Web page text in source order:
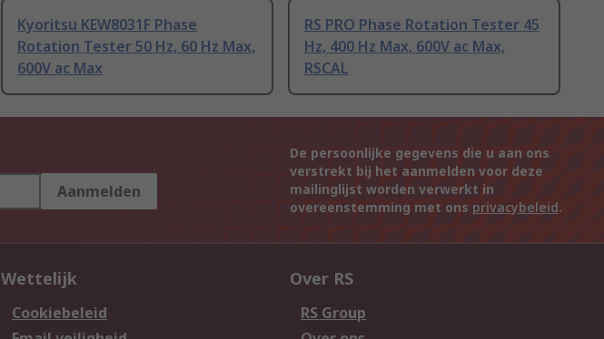
Kyoritsu KEW8031F Phase
Rotation Tester 50 Hz, 60 Hz Max,
600V ac Max
RS PRO Phase Rotation Tester 45
Hz, 400 Hz Max, 600V ac Max,
RSCAL
Aanmelden
De persoonlijke gegevens die u aan ons
verstrekt bij het aanmelden voor deze
mailinglijst worden verwerkt in
overeenstemming met ons privacybeleid.
Wettelijk
Cookiebeleid
Over RS
RS Group